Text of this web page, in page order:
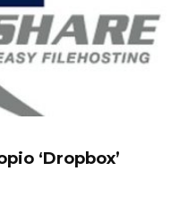
‘Dropbox’